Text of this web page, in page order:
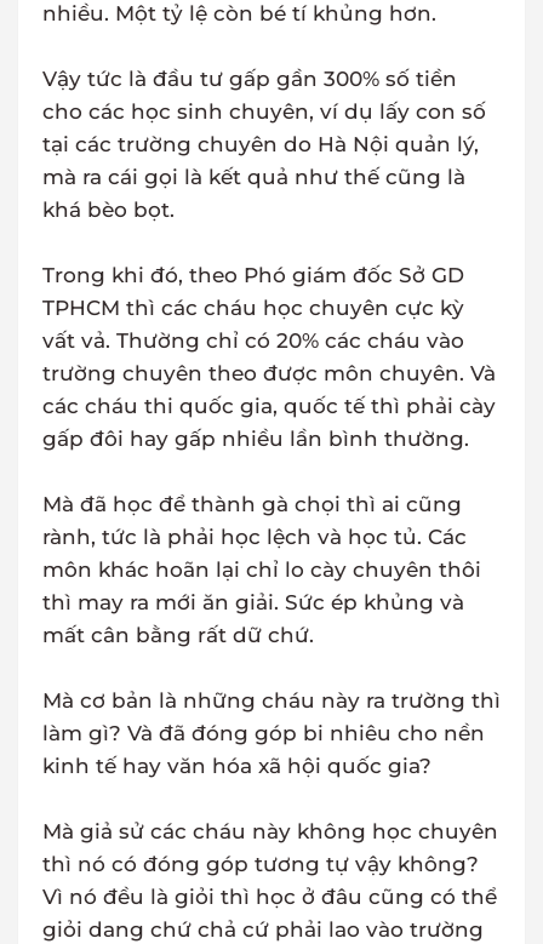
nhiều. Một tỷ lệ còn bé tí khủng hơn.
Vậy tức là đầu tư gấp gần 300% số tiền
cho các học sinh chuyên, ví dụ lấy con số
tại các trường chuyên do Hà Nội quản lý,
mà ra cái gọi là kết quả như thế cũng là
khá bèo bọt.
Trong khi đó, theo Phó giám đốc Sở GD
TPHCM thì các cháu học chuyên cực kỳ
vất vả. Thường chỉ có 20% các cháu vào
trường chuyên theo được môn chuyên. Và
các cháu thi quốc gia, quốc tế thì phải cày
gấp đôi hay gấp nhiều lần bình thường.
Mà đã học để thành gà chọi thì ai cũng
rành, tức là phải học lệch và học tủ. Các
môn khác hoãn lại chỉ lo cày chuyên thôi
thì may ra mới ăn giải. Sức ép khủng và
mất cân bằng rất dữ chứ.
Mà cơ bản là những cháu này ra trường thì
làm gì? Và đã đóng góp bi nhiêu cho nền
kinh tế hay văn hóa xã hội quốc gia?
Mà giả sử các cháu này không học chuyên
thì nó có đóng góp tương tự vậy không?
Vì nó đều là giỏi thì học ở đâu cũng có thể
giỏi dang chứ chả cứ phải lao vào trường